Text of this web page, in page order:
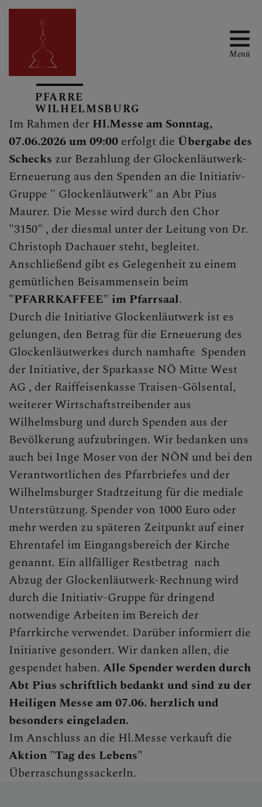
TERMINKALENDER
PFARRBRIEFE
AKTUELL
PFARRTEAM
PFARRKIRCHE
GESCHICHTE DER
PFARRE
CHRONIK
PFARRE
WILHELMSBURG
Menü
Im Rahmen der Hl.Messe am Sonntag,
07.06.2026 um 09:00 erfolgt die Übergabe des
Schecks zur Bezahlung der Glockenläutwerk-
Erneuerung aus den Spenden an die Initiativ-
Gruppe " Glockenläutwerk" an Abt Pius
Maurer. Die Messe wird durch den Chor
"3150" , der diesmal unter der Leitung von Dr.
Christoph Dachauer steht, begleitet.
Anschließend gibt es Gelegenheit zu einem
gemütlichen Beisammensein beim
"PFARRKAFFEE" im Pfarrsaal.
Durch die Initiative Glockenläutwerk ist es
gelungen, den Betrag für die Erneuerung des
Glockenläutwerkes durch namhafte Spenden
der Initiative, der Sparkasse NÖ Mitte West
AG , der Raiffeisenkasse Traisen-Gölsental,
weiterer Wirtschaftstreibender aus
Wilhelmsburg und durch Spenden aus der
Bevölkerung aufzubringen. Wir bedanken uns
auch bei Inge Moser von der NÖN und bei den
Verantwortlichen des Pfarrbriefes und der
Wilhelmsburger Stadtzeitung für die mediale
Unterstützung. Spender von 1000 Euro oder
mehr werden zu späteren Zeitpunkt auf einer
Ehrentafel im Eingangsbereich der Kirche
genannt. Ein allfälliger Restbetrag nach
Abzug der Glockenläutwerk-Rechnung wird
durch die Initiativ-Gruppe für dringend
notwendige Arbeiten im Bereich der
Pfarrkirche verwendet. Darüber informiert die
Initiative gesondert. Wir danken allen, die
gespendet haben. Alle Spender werden durch
Abt Pius schriftlich bedankt und sind zu der
Heiligen Messe am 07.06. herzlich und
besonders eingeladen.
Im Anschluss an die Hl.Messe verkauft die
Aktion "Tag des Lebens"
Überraschungssackerln.